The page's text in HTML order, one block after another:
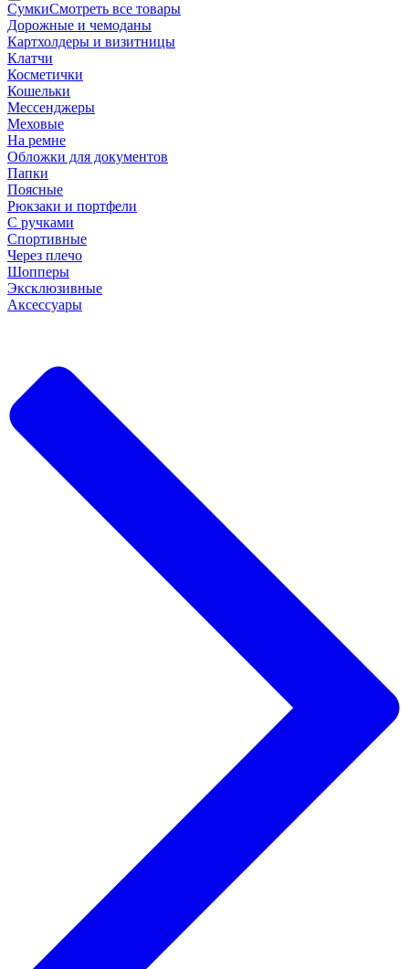
СумкиСмотреть все товары
Дорожные и чемоданы
Картхолдеры и визитницы
Клатчи
Косметички
Кошельки
Мессенджеры
Меховые
На ремне
Обложки для документов
Папки
Поясные
Рюкзаки и портфели
С ручками
Спортивные
Через плечо
Шопперы
Эксклюзивные
Аксессуары